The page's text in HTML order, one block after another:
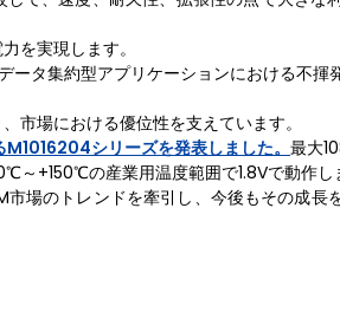
を実現します。
タ集約型アプリケーションにおける不揮
市場における優位性を支えています。
シリーズを発表しました。 最大
+150℃の産業用温度範囲で1.8Vで動作し
場のトレンドを牽引し、今後もその成長